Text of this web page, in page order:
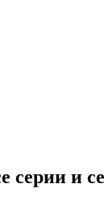
серии и